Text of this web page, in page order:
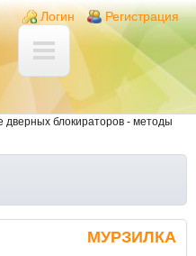
Login links
Логин Регистрация
дверных блокираторов - методы
МУРЗИЛКА